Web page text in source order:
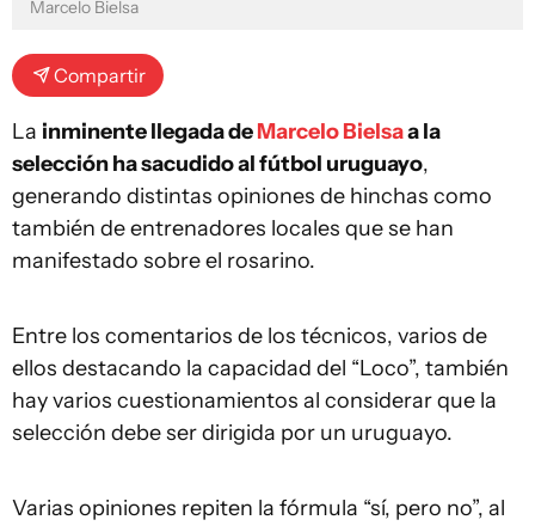
Marcelo Bielsa
Compartir
La inminente llegada deMarcelo Bielsaa la
selección ha sacudido al fútbol uruguayo,
generando distintas opiniones de hinchas como
también de entrenadores locales que se han
manifestado sobre el rosarino.
Entre los comentarios de los técnicos, varios de
ellos destacando la capacidad del “Loco”, también
hay varios cuestionamientos al considerar que la
selección debe ser dirigida por un uruguayo.
Varias opiniones repiten la fórmula “sí, pero no”, al